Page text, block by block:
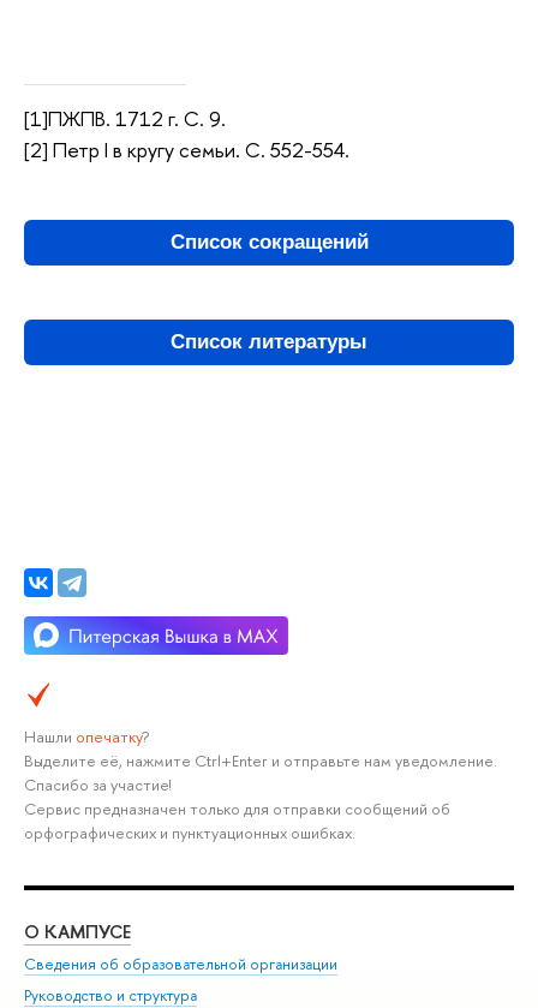
[1]ПЖПВ. 1712 г. С. 9.
[2] Петр I в кругу семьи. С. 552-554.
Список сокращений
Список литературы
Нашли опечатку?
Выделите её, нажмите Ctrl+Enter и отправьте нам уведомление.
Спасибо за участие!
Сервис предназначен только для отправки сообщений об
орфографических и пунктуационных ошибках.
О КАМПУСЕ
Сведения об образовательной организации
Руководство и структура